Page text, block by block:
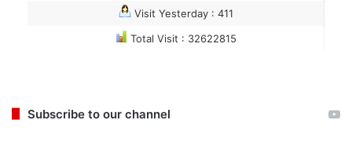
Visit Yesterday : 411
Total Visit : 32622815
Subscribe to our channel